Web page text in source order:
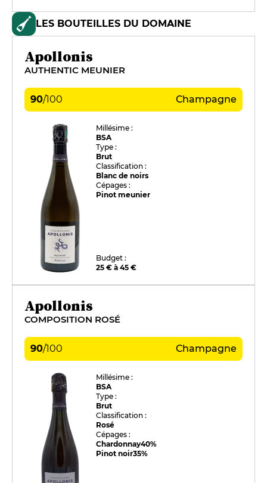
LES BOUTEILLES DU DOMAINE
Apollonis
AUTHENTIC MEUNIER
90/100 Champagne
Millésime :
BSA
Type :
Brut
Classification :
Blanc de noirs
Cépages :
Pinot meunier
Budget :
25 € à 45 €
Apollonis
COMPOSITION ROSÉ
90/100 Champagne
Millésime :
BSA
Type :
Brut
Classification :
Rosé
Cépages :
Chardonnay40%
Pinot noir35%